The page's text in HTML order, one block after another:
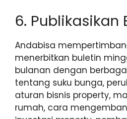
6. Publikasikan
Andabisa
menerbitkan buletin
bulanan dengan
tentang suku bunga,
aturan bisnis property,
rumah, cara